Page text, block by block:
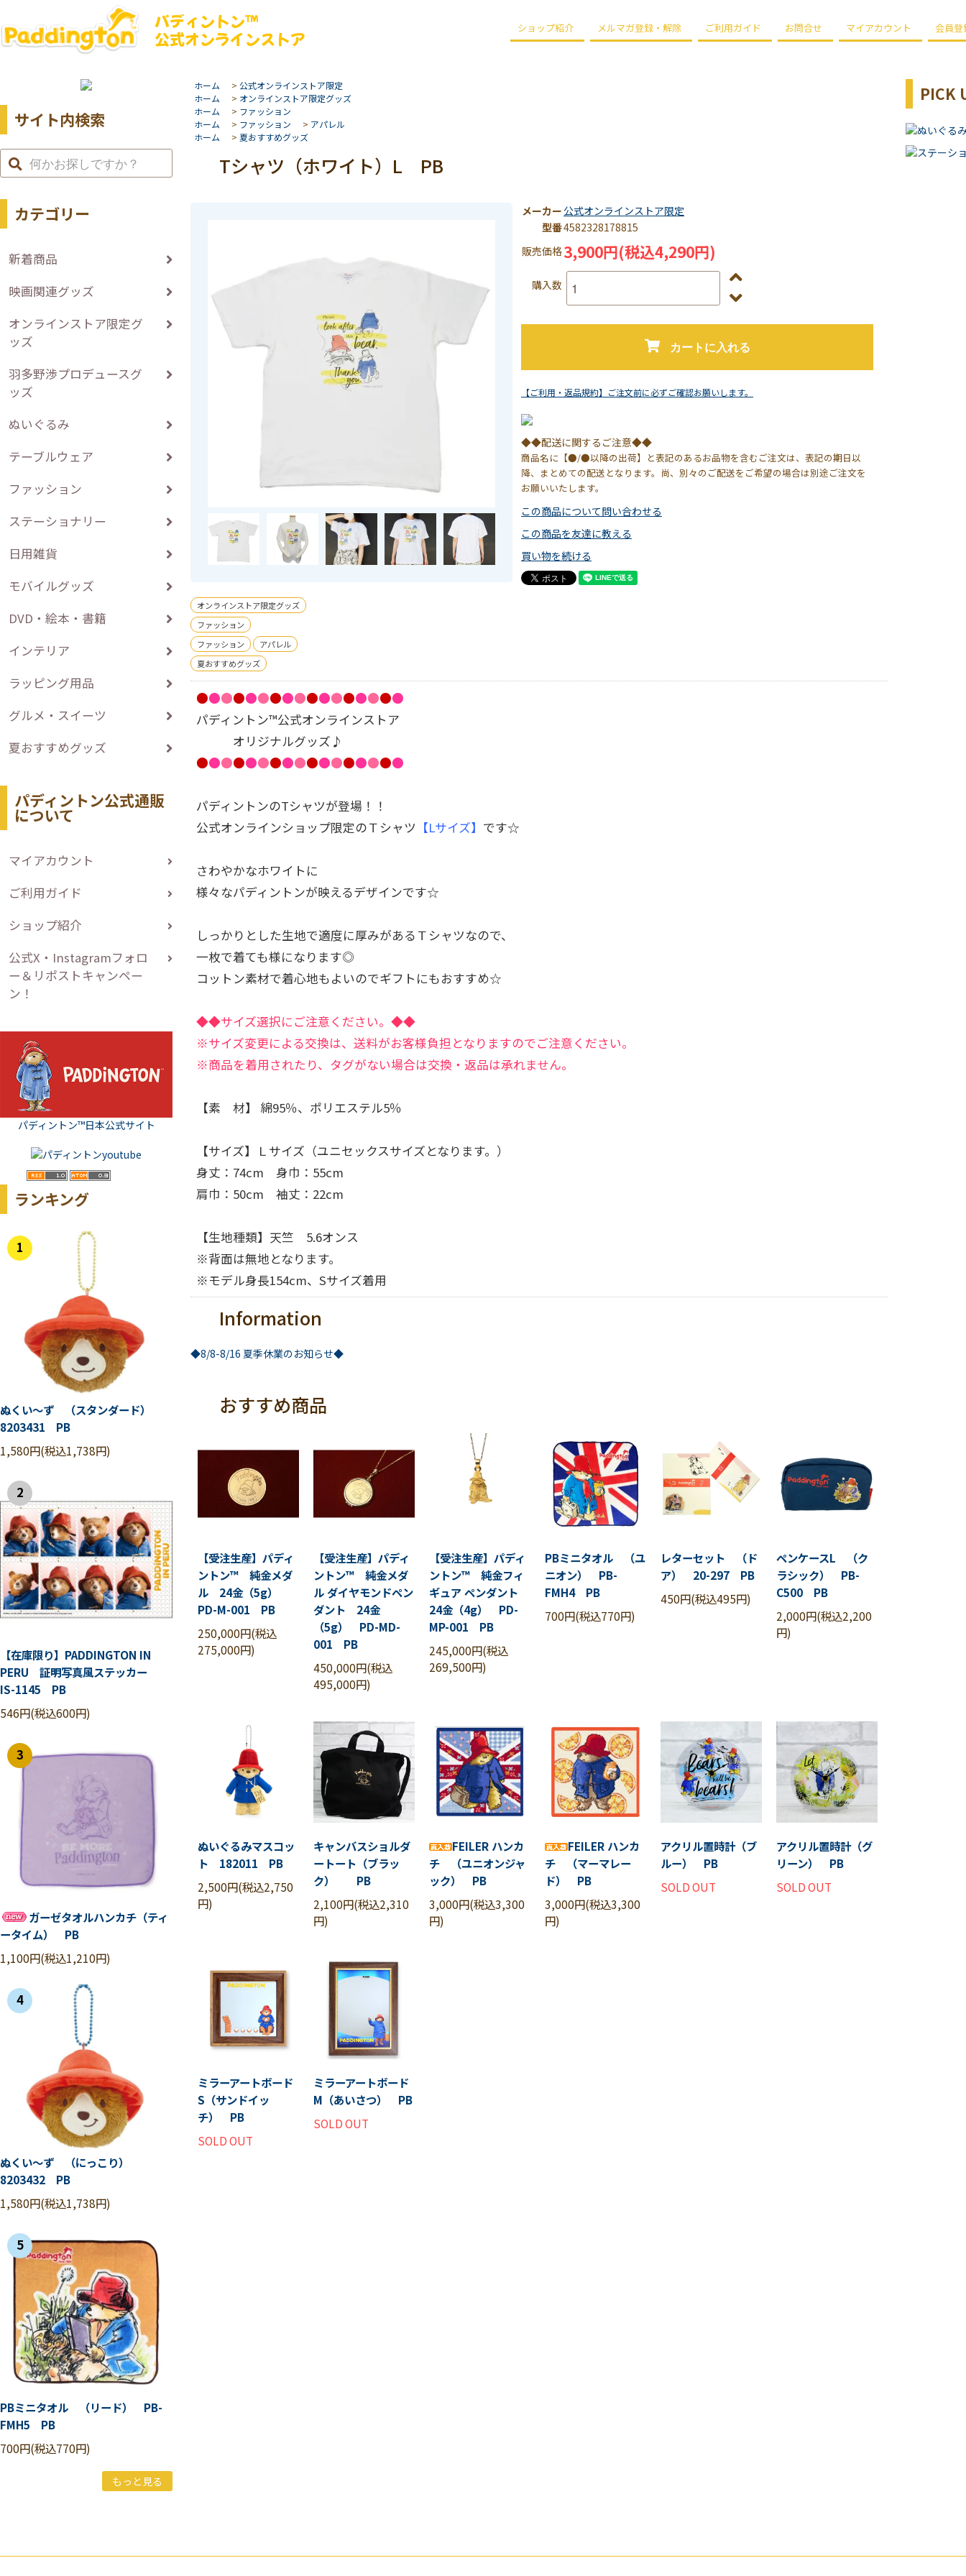
パディントン™
公式オンラインストア
ショップ紹介 メルマガ登録・解除 ご利用ガイド お問合せ マイアカウント 会員登
サイト内検索
カテゴリー
新着商品
映画関連グッズ
オンラインストア限定グ
ッズ
羽多野渉プロデュースグ
ッズ
ぬいぐるみ
テーブルウェア
ファッション
ステーショナリー
日用雑貨
モバイルグッズ
DVD・絵本・書籍
インテリア
ラッピング用品
グルメ・スイーツ
夏おすすめグッズ
パディントン公式通販
について
マイアカウント
ご利用ガイド
ショップ紹介
公式X・Instagramフォロ
ー＆リポストキャンペー
ン！
パディントン™日本公式サイト
ランキング
1
ぬくい～ず （スタンダード）
8203431 PB
1,580円(税込1,738円)
2
【在庫限り】PADDINGTON IN
PERU 証明写真風ステッカー
IS-1145 PB
546円(税込600円)
3
ガーゼタオルハンカチ（ティ
ータイム） PB
1,100円(税込1,210円)
4
ぬくい～ず （にっこり）
8203432 PB
1,580円(税込1,738円)
5
PBミニタオル （リード） PB-
FMH5 PB
700円(税込770円)
もっと見る
ホーム > 公式オンラインストア限定
ホーム
> オンラインストア限定グッズ
ホーム
> ファッション
ホーム
> ファッション > アパレル
ホーム
> 夏おすすめグッズ
Tシャツ（ホワイト）L PB
メーカー 公式オンラインストア限定
型番4582328178815
販売価格3,900円(税込4,290円)
購入数
カートに入れる
【ご利用・返品規約】ご注文前に必ずご確認お願いします。
◆◆配送に関するご注意◆◆
商品名に【●/●以降の出荷】と表記のあるお品物を含むご注文は、表記の期日以
降、まとめての配送となります。尚、別々のご配送をご希望の場合は別途ご注文を
お願いいたします。
この商品について問い合わせる
この商品を友達に教える
買い物を続ける
オンラインストア限定グッズ
ファッション
ファッション
アパレル
夏おすすめグッズ
●●●●●●●●●●●●●●●●●
パディントン™公式オンラインストア
オリジナルグッズ♪
●●●●●●●●●●●●●●●●●
パディントンのTシャツが登場！！
公式オンラインショップ限定のＴシャツ 【Lサイズ】 です☆
さわやかなホワイトに
様々なパディントンが映えるデザインです☆
しっかりとした生地で適度に厚みがあるＴシャツなので、
一枚で着ても様になります◎
コットン素材で着心地もよいのでギフトにもおすすめ☆
◆◆サイズ選択にご注意ください。◆◆
※サイズ変更による交換は、送料がお客様負担となりますのでご注意ください。
※商品を着用されたり、タグがない場合は交換・返品は承れません。
【素 材】 綿95％、ポリエステル5％
【サイズ】Ｌサイズ（ユニセックスサイズとなります。）
身丈：74cm 身巾：55cm
肩巾：50cm 袖丈：22cm
【生地種類】天竺 5.6オンス
※背面は無地となります。
※モデル身長154cm、Sサイズ着用
Information
◆8/8-8/16 夏季休業のお知らせ◆
おすすめ商品
【受注生産】パディ
ントン™ 純金メダ
ル 24金（5g）
PD-M-001 PB
250,000円(税込
275,000円)
【受注生産】パディ
ントン™ 純金メダ
ル ダイヤモンドペン
ダント 24金
（5g） PD-MD-
001 PB
450,000円(税込
495,000円)
【受注生産】パディ
ントン™ 純金フィ
ギュア ペンダント
24金（4g） PD-
MP-001 PB
245,000円(税込
269,500円)
PBミニタオル （ユ
ニオン） PB-
FMH4 PB
700円(税込770円)
レターセット （ド
ア） 20-297 PB
450円(税込495円)
ペンケースL （ク
ラシック） PB-
C500 PB
2,000円(税込2,200
円)
ぬいぐるみマスコッ
ト 182011 PB
2,500円(税込2,750
円)
キャンバスショルダ
ートート（ブラッ
ク） PB
2,100円(税込2,310
円)
FEILER ハンカ
チ （ユニオンジャ
ック） PB
3,000円(税込3,300
円)
FEILER ハンカ
チ （マーマレー
ド） PB
3,000円(税込3,300
円)
アクリル置時計（ブ
ルー） PB
SOLD OUT
アクリル置時計（グ
リーン） PB
SOLD OUT
ミラーアートボード
S（サンドイッ
チ） PB
SOLD OUT
ミラーアートボード
M（あいさつ） PB
SOLD OUT
PICK